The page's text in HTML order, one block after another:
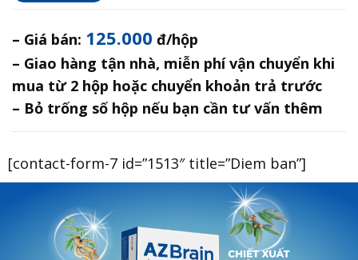
– Giá bán: 125.000 đ/hộp
– Giao hàng tận nhà, miễn phí vận chuyển khi
mua từ 2 hộp hoặc chuyển khoản trả trước
– Bỏ trống số hộp nếu bạn cần tư vấn thêm
[contact-form-7 id=”1513″ title=”Diem ban”]